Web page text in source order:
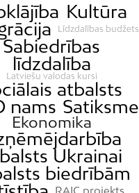
Kultūra
Līdzdalības budžets
Sabiedrības
līdzdalība
Latviešu valodas kursi
atbalsts
nams Satiksme
Ekonomika
Ukrainai
biedrībām
RAIC projekts